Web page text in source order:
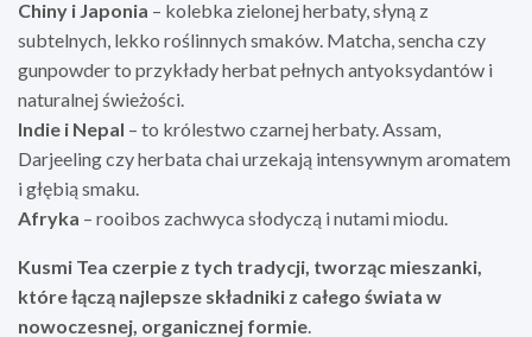
Chiny i Japonia – kolebka zielonej herbaty, słyną z
subtelnych, lekko roślinnych smaków. Matcha, sencha czy
gunpowder to przykłady herbat pełnych antyoksydantów i
naturalnej świeżości.
Indie i Nepal – to królestwo czarnej herbaty. Assam,
Darjeeling czy herbata chai urzekają intensywnym aromatem
i głębią smaku.
Afryka – rooibos zachwyca słodyczą i nutami miodu.
Kusmi Tea czerpie z tych tradycji, tworząc mieszanki,
które łączą najlepsze składniki z całego świata w
nowoczesnej, organicznej formie